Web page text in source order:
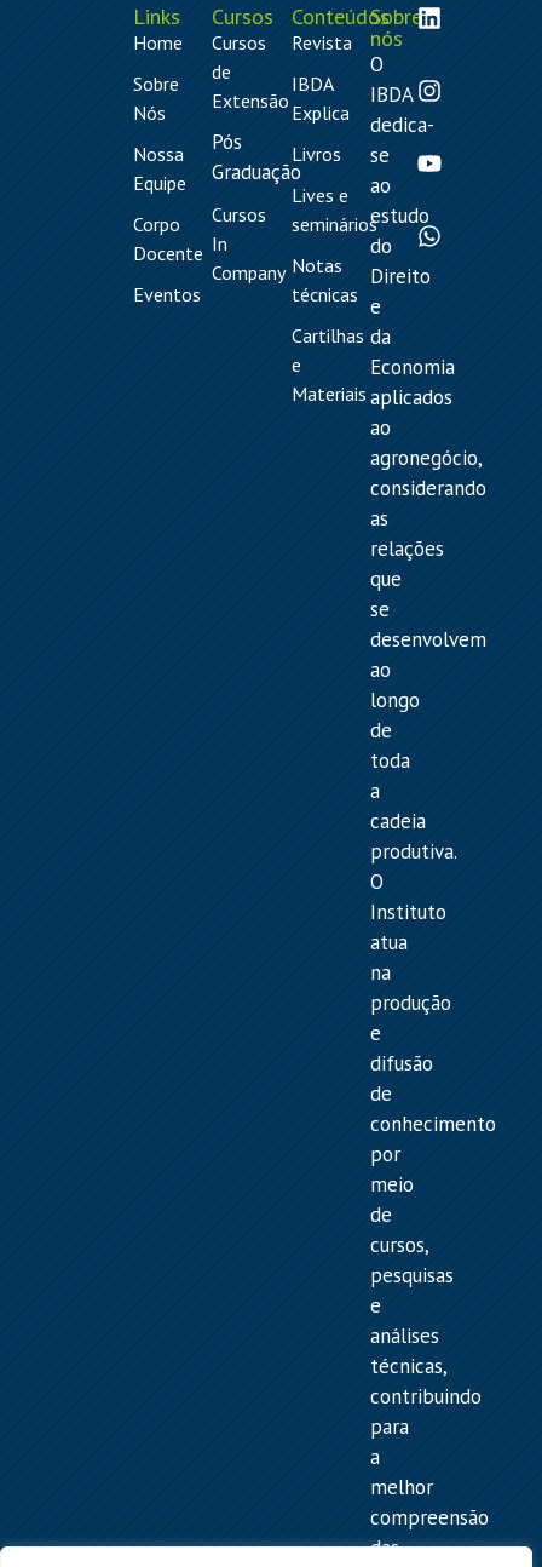
Links
Home
Sobre
Nós
Nossa
Equipe
Corpo
Docente
Eventos
Cursos
Cursos
de
Extensão
Pós
Graduação
Cursos
In
Company
Conteúdos
Revista
IBDA
Explica
Livros
Lives e
seminários
Notas
técnicas
Cartilhas
e
Materiais
Sobre
nós
O
IBDA
dedica-
se
ao
estudo
do
Direito
e
da
Economia
aplicados
ao
agronegócio,
considerando
as
relações
que
se
desenvolvem
ao
longo
de
toda
a
cadeia
produtiva.
O
Instituto
atua
na
produção
e
difusão
de
conhecimento
por
meio
de
cursos,
pesquisas
e
análises
técnicas,
contribuindo
para
a
melhor
compreensão
das